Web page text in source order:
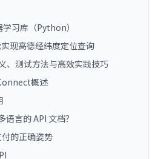
习库（Python）
现高德经纬度定位查询
、测试方法与高效实践技巧
概述
言的 API 文档？
的正确姿势